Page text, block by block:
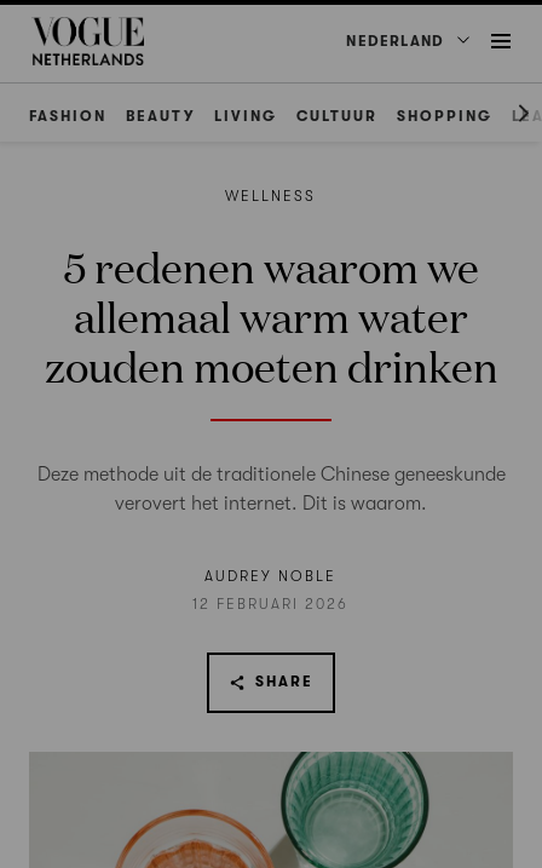
NEDERLAND
FASHION BEAUTY LIVING CULTUUR SHOPPING
WELLNESS
5 redenen waarom we
allemaal warm water
zouden moeten drinken
Deze methode uit de traditionele Chinese geneeskunde
verovert het internet. Dit is waarom.
AUDREY NOBLE
12 FEBRUARI 2026
SHARE